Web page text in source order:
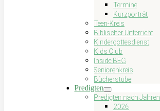
Termine
Kurzporträt
Teen-Kreis
Biblischer Unterricht
Kindergottesdienst
Kids Club
Inside BEG
Seniorenkreis
Bücherstube
Predigten
Predigten nach Jahren
2026